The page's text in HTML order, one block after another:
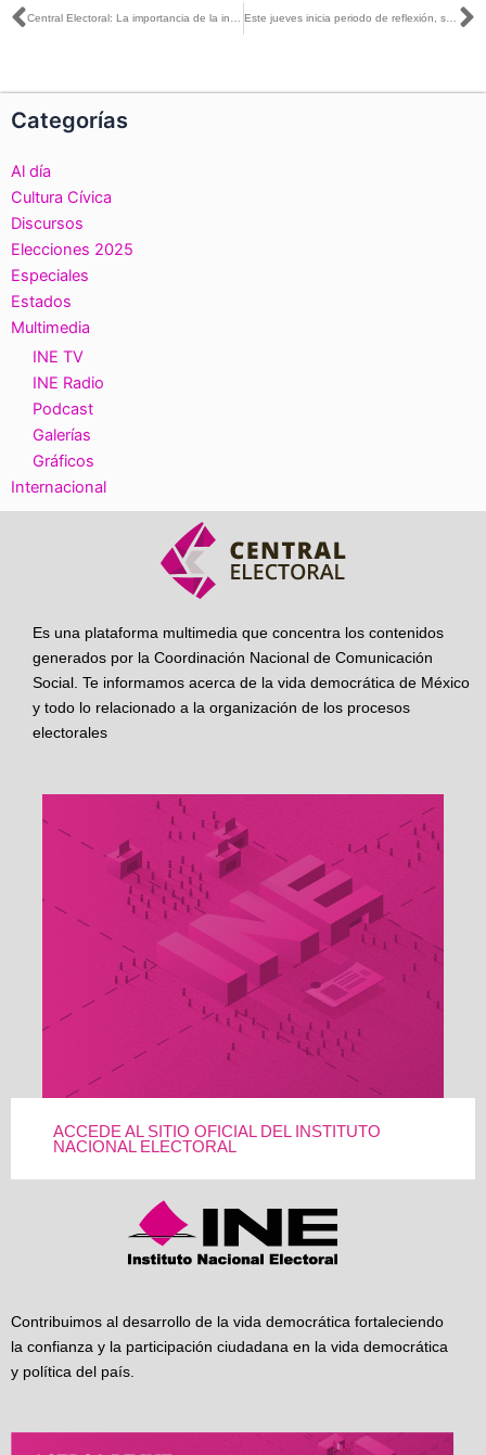
Ant Este jueves inicia periodo de reflexión, se deberá suspender la propaganda en Coahuila y Estado de México
Categorías
Al día
Cultura Cívica
Discursos
Elecciones 2025
Especiales
Estados
Multimedia
INE TV
INE Radio
Podcast
Galerías
Gráficos
Internacional
Es una plataforma multimedia que concentra los contenidos
generados por la Coordinación Nacional de Comunicación
Social. Te informamos acerca de la vida democrática de México
y todo lo relacionado a la organización de los procesos
electorales
ACCEDE AL SITIO OFICIAL DEL INSTITUTO
NACIONAL ELECTORAL
Contribuimos al desarrollo de la vida democrática fortaleciendo
la confianza y la participación ciudadana en la vida democrática
y política del país.